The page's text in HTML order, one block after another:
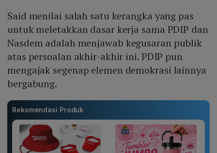
Said menilai salah satu kerangka yang pas
untuk meletakkan dasar kerja sama PDIP dan
Nasdem adalah menjawab kegusaran publik
atas persoalan akhir-akhir ini. PDIP pun
mengajak segenap elemen demokrasi lainnya
bergabung.
Rekomendasi Produk